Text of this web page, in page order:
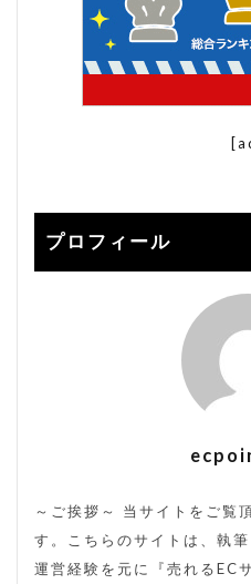
プロフィール
～ご挨拶～ 当サイトをご覧
す。こちらのサイトは、執
運営経験を元に『売れるEC
楽天 検索 上位 楽
楽天SEO 楽天
楽天seo アルゴリズム
楽天seo アルゴリズム
楽天サーチ seo 楽
楽天
楽天検索キーワード
秀丸
送料改定
検